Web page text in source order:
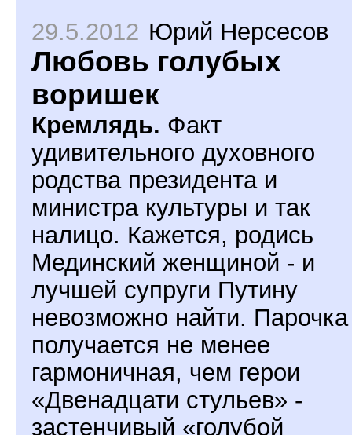
29.5.2012 Юрий Нерсесов
Любовь голубых
воришек
Кремлядь. Факт
удивительного духовного
родства президента и
министра культуры и так
налицо. Кажется, родись
Мединский женщиной - и
лучшей супруги Путину
невозможно найти. Парочка
получается не менее
гармоничная, чем герои
«Двенадцати стульев» -
застенчивый «голубой